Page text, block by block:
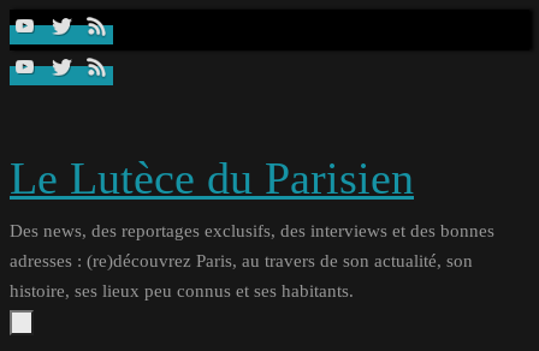
Passer
contenu
Le Lutèce du Parisien
Des news, des reportages exclusifs, des interviews et des bonnes
adresses : (re)découvrez Paris, au travers de son actualité, son
histoire, ses lieux peu connus et ses habitants.